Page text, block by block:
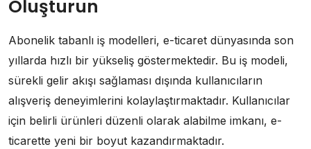
Oluşturun
Abonelik tabanlı iş modelleri, e-ticaret dünyasında son
yıllarda hızlı bir yükseliş göstermektedir. Bu iş modeli,
sürekli gelir akışı sağlaması dışında kullanıcıların
alışveriş deneyimlerini kolaylaştırmaktadır. Kullanıcılar
için belirli ürünleri düzenli olarak alabilme imkanı, e-
ticarette yeni bir boyut kazandırmaktadır.